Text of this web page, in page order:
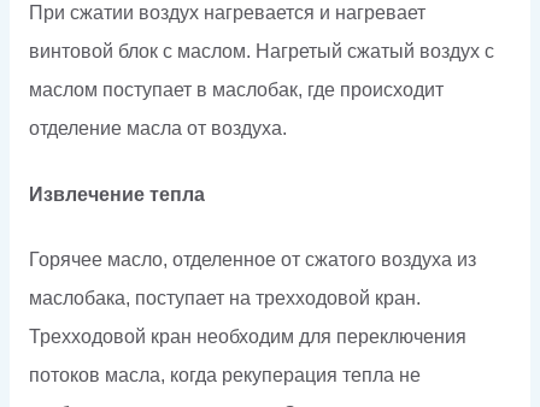
При сжатии воздух нагревается и нагревает
винтовой блок с маслом. Нагретый сжатый воздух с
маслом поступает в маслобак, где происходит
отделение масла от воздуха.
Извлечение тепла
Горячее масло, отделенное от сжатого воздуха из
маслобака, поступает на трехходовой кран.
Трехходовой кран необходим для переключения
потоков масла, когда рекуперация тепла не